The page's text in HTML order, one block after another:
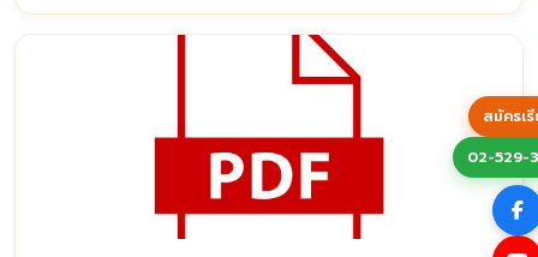
สมัครเ
02-529-